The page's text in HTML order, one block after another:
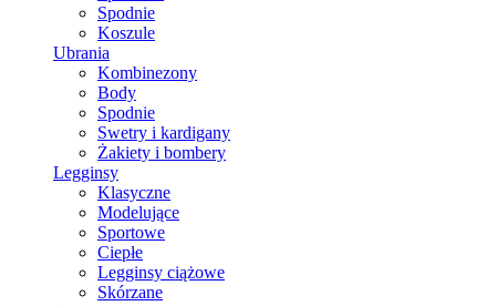
Spodnie
Koszule
Ubrania
Kombinezony
Body
Spodnie
Swetry i kardigany
Żakiety i bombery
Legginsy
Klasyczne
Modelujące
Sportowe
Ciepłe
Legginsy ciążowe
Skórzane